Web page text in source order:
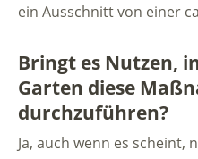
ein Ausschnitt von einer
Bringt es Nutzen,
Garten diese
durchzuführen?
Ja, auch wenn es scheint,